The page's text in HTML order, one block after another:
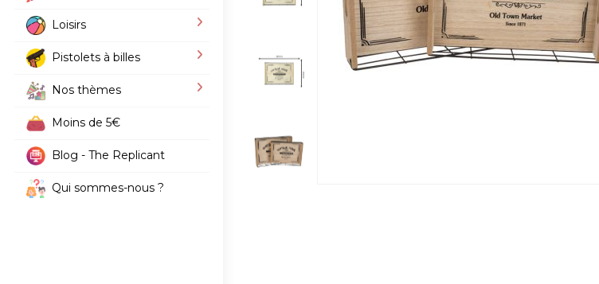
Loisirs
Pistolets à billes
Nos thèmes
Moins de 5€
Blog - The Replicant
Qui sommes-nous ?